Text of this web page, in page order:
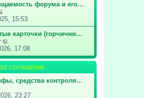
форума и его…
е
р
е
й
т
и
к
п
о
с
л
15:53
карточки (горчични…
е
р
е
й
т
и
к
17:08
СООБЩЕНИЕ
средства контроля…
23:27